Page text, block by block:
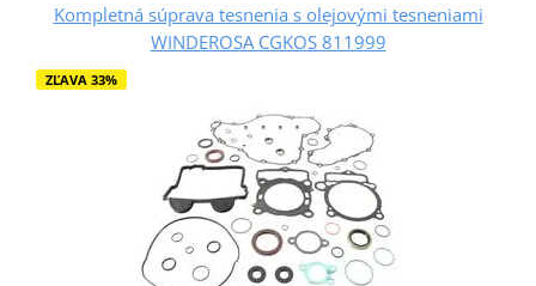
Kompletná súprava tesnenia s olejovými tesneniami
WINDEROSA CGKOS 811999
ZĽAVA 33%